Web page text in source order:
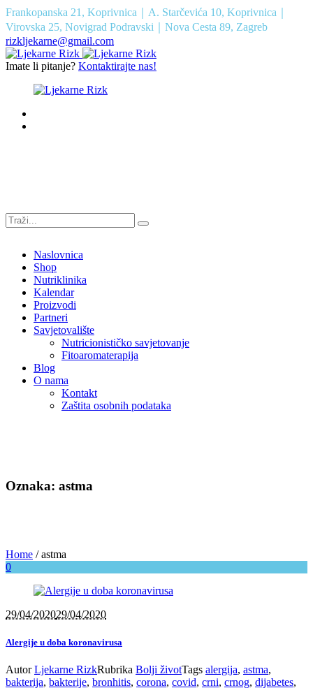
Frankopanska 21, Koprivnica｜A. Starčevića 10, Koprivnica｜
Virovska 25, Novigrad Podravski｜Nova Cesta 89, Zagreb
rizkljekarne@gmail.com
Imate li pitanje? Kontaktirajte nas!
Naslovnica
Shop
Nutriklinika
Kalendar
Proizvodi
Partneri
Savjetovalište
Nutricionističko savjetovanje
Fitoaromaterapija
Blog
O nama
Kontakt
Zaštita osobnih podataka
Oznaka: astma
Home /astma
0
29/04/202029/04/2020
Alergije u doba koronavirusa
AutorLjekarne RizkRubrika Bolji životTags alergija, astma,
bakterija, bakterije, bronhitis, corona, covid, crni, crnog, dijabetes,